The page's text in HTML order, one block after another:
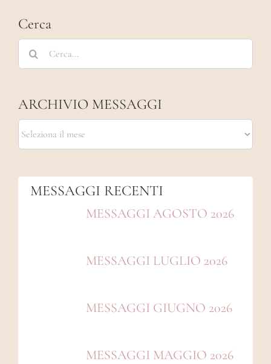
Cerca
Cerca
per:
ARCHIVIO MESSAGGI
ARCHIVIO
MESSAGGI
MESSAGGI RECENTI
MESSAGGI AGOSTO 2026
MESSAGGI LUGLIO 2026
MESSAGGI GIUGNO 2026
MESSAGGI MAGGIO 2026